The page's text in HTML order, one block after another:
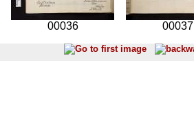
00036 00037